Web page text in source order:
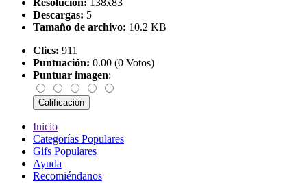
Resolución: 138x83
Descargas: 5
Tamaño de archivo: 10.2 KB
Clics: 911
Puntuación: 0.00 (0 Votos)
Puntuar imagen:
Inicio
Categorías Populares
Gifs Populares
Ayuda
Recomiéndanos